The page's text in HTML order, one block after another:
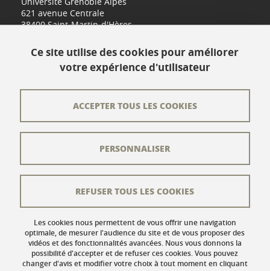
621 avenue Centrale
38400 Saint-Martin-d'Hères
L'équipe éditoriale
Crédits
Mentions légales
Données personnelles
Gestion des cookies
Ce site utilise des cookies pour améliorer
votre expérience d'utilisateur
Les cookies nous permettent de vous offrir une navigation
optimale, de mesurer l'audience du site et de vous proposer des
vidéos et des fonctionnalités avancées. Nous vous donnons la
possibilité d'accepter et de refuser ces cookies. Vous pouvez
changer d'avis et modifier votre choix à tout moment en cliquant
ACCEPTER TOUS LES COOKIES
REFUSER TOUS LES COOKIES
PERSONNALISER